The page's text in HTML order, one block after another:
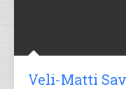
Veli-Matti